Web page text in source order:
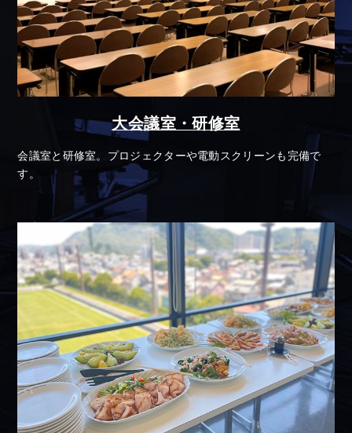
大会議室・研修室
会議室と研修室。プロジェクターや電動スクリーンも完備で
す。